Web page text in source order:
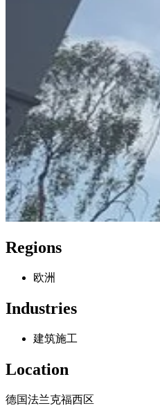
Regions
欧洲
Industries
建筑施工
Location
德国法兰克福西区